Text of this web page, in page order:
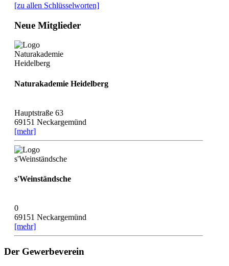
[zu allen Schlüsselworten]
Neue Mitglieder
Naturakademie Heidelberg
Hauptstraße 63
69151 Neckargemünd
[mehr]
s'Weinständsche
0
69151 Neckargemünd
[mehr]
Der Gewerbeverein